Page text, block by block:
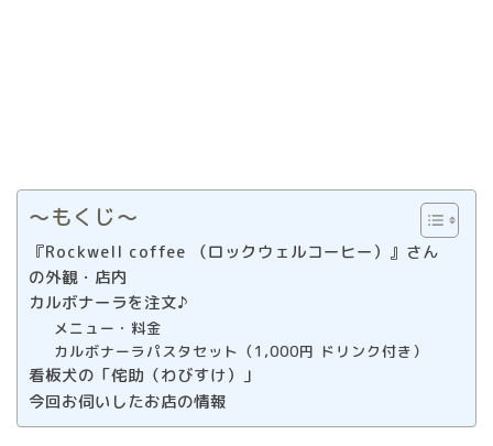
〜もくじ〜
『Rockwell coffee （ロックウェルコーヒー）』さん
の外観・店内
カルボナーラを注文♪
メニュー・料金
カルボナーラパスタセット（1,000円 ドリンク付き）
看板犬の「侘助（わびすけ）」
今回お伺いしたお店の情報